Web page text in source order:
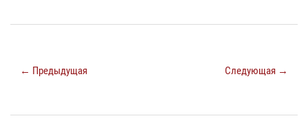
← Предыдущая Следующая →